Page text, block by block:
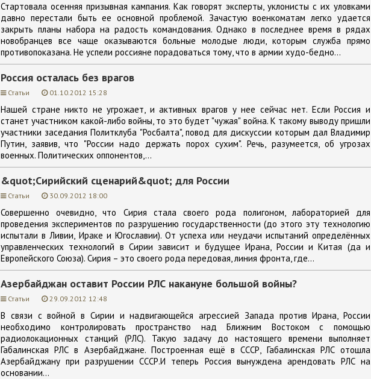
Стартовала осенняя призывная кампания. Как говорят эксперты, уклонисты с их уловками
давно перестали быть ее основной проблемой. Зачастую военкоматам легко удается
закрыть планы набора на радость командования. Однако в последнее время в рядах
новобранцев все чаще оказываются больные молодые люди, которым служба прямо
противопоказана. Не успели россияне порадоваться тому, что в армии худо-бедно...
Россия осталась без врагов
Статьи 01.10.2012 15:28
Нашей стране никто не угрожает, и активных врагов у нее сейчас нет. Если Россия и
станет участником какой-либо войны, то это будет "чужая" война. К такому выводу пришли
участники заседания Политклуба "Росбалта", повод для дискуссии которым дал Владимир
Путин, заявив, что "России надо держать порох сухим". Речь, разумеется, об угрозах
военных. Политических оппонентов,...
&quot;Сирийский сценарий&quot; для России
Статьи 30.09.2012 18:00
Совершенно очевидно, что Сирия стала своего рода полигоном, лабораторией для
проведения экспериментов по разрушению государственности (до этого эту технологию
испытали в Ливии, Ираке и Югославии). От успеха или неудачи испытаний определённых
управленческих технологий в Сирии зависит и будущее Ирана, России и Китая (да и
Европейского Союза). Сирия – это своего рода передовая, линия фронта, где...
Азербайджан оставит России РЛС накануне большой войны?
Статьи 29.09.2012 12:48
В связи с войной в Сирии и надвигающейся агрессией Запада против Ирана, России
необходимо контролировать пространство над Ближним Востоком с помощью
радиолокационных станций (РЛС). Такую задачу до настоящего времени выполняет
Габалинская РЛС в Азербайджане. Построенная ещё в СССР, Габалинская РЛС отошла
Азербайджану при разрушении СССР.И теперь Россия вынуждена арендовать РЛС на
основании...